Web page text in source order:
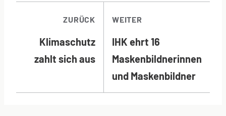
ZURÜCK
Klimaschutz
zahlt sich aus
WEITER
IHK ehrt 16
Maskenbildnerinnen
und Maskenbildner